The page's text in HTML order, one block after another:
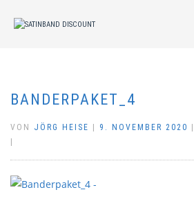
BANDERPAKET_4
VON JÖRG HEISE 9. NOVEMBER 2020